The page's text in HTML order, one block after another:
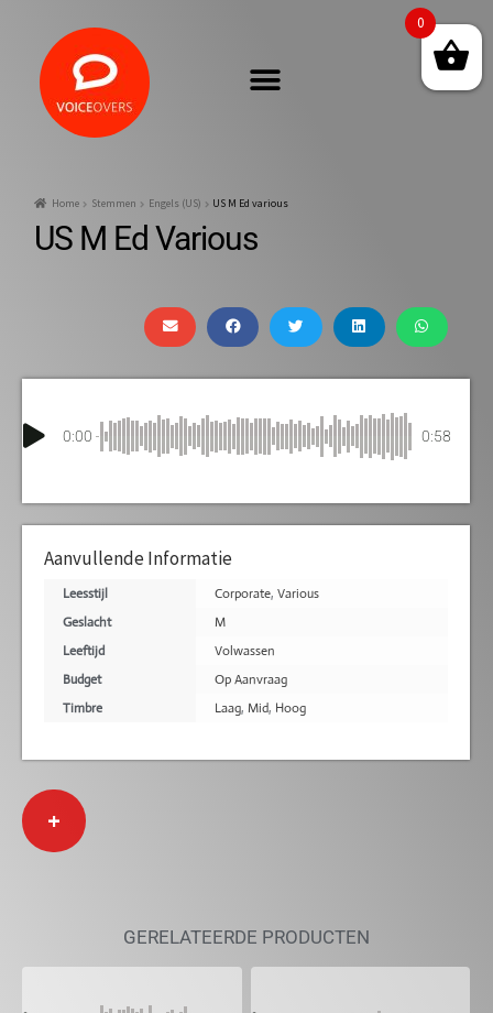
Home Stemmen Engels (US) US M Ed various
US M Ed Various
0:00 0:58
Aanvullende Informatie
Leesstijl Corporate, Various
Geslacht
M
Leeftijd
Volwassen
Budget
Op Aanvraag
Timbre
Laag, Mid, Hoog
+
GERELATEERDE PRODUCTEN
0